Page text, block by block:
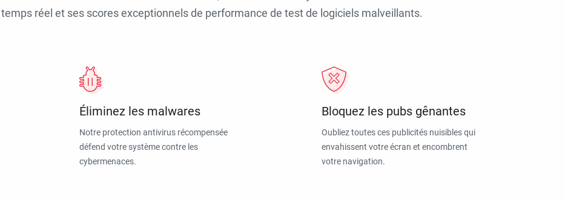
réel et ses scores exceptionnels de performance de test de logiciels malveillants.
Éliminez les malwares
Notre protection antivirus récompensée
défend votre système contre les
cybermenaces.
Bloquez les pubs gênantes
Oubliez toutes ces publicités nuisibles qui
envahissent votre écran et encombrent
votre navigation.